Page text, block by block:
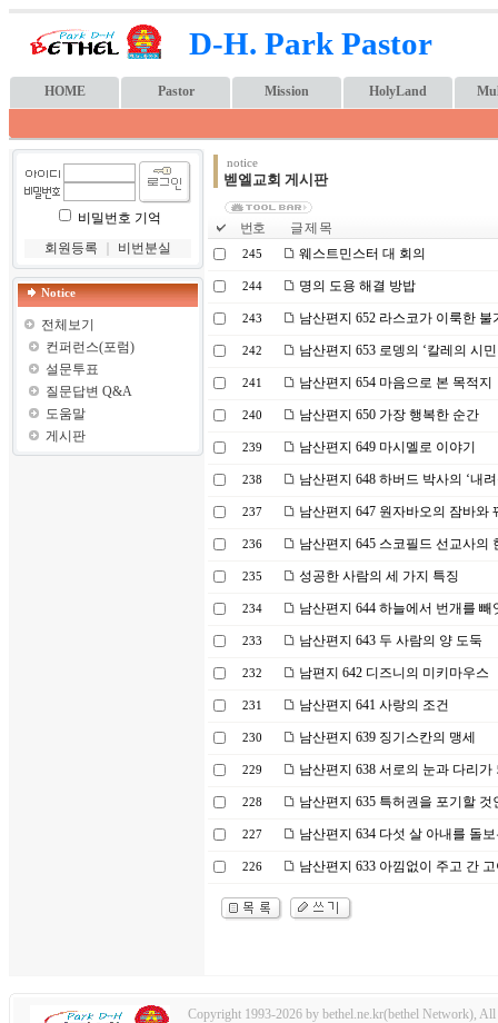
D-H. Park Pastor
HOME Pastor Mission HolyLand
비밀번호 기억
회원등록
비번분실
Notice
전체보기
컨퍼런스(포럼)
설문투표
질문답변 Q&A
도움말
게시판
notice
벧엘교회 게시판
번호 글 제 목
245 웨스트민스터 대 회의
244 명의 도용 해결 방밥
243 남산편지 652 라스코가 이룩한 불
242 남산편지 653 로뎅의 ‘칼레의 시민
241 남산편지 654 마음으로 본 목적지
240 남산편지 650 가장 행복한 순간
239 남산편지 649 마시멜로 이야기
238 남산편지 648 하버드 박사의 ‘내
237 남산편지 647 원자바오의 잠바와
236 남산편지 645 스코필드 선교사의
235 성공한 사람의 세 가지 특징
234 남산편지 644 하늘에서 번개를 빼
233 남산편지 643 두 사람의 양 도둑
232 남편지 642 디즈니의 미키마우스
231 남산편지 641 사랑의 조건
230 남산편지 639 징기스칸의 맹세
229 남산편지 638 서로의 눈과 다리가
228 남산편지 635 특허권을 포기할 것
227 남산편지 634 다섯 살 아내를 돌
226 남산편지 633 아낌없이 주고 간
Copyright 1993-2026 by bethel.ne.kr(bethel Network), All